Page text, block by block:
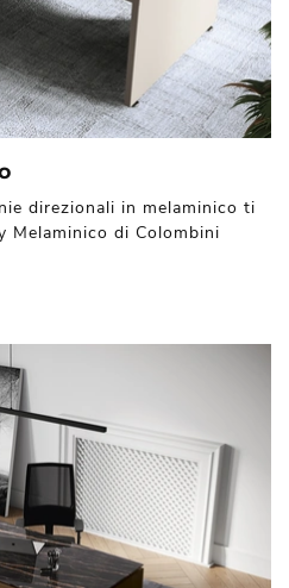
direzionali in melaminico ti
Melaminico di Colombini